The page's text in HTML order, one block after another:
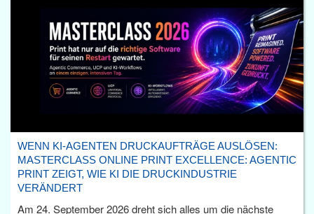
WENN KI-AGENTEN DRUCKAUFTRÄGE AUSLÖSEN:
MASTERCLASS ONLINE PRINT EXCELLENCE: AGENTIC
PRINT ZEIGT, WIE KI DIE DRUCKINDUSTRIE
VERÄNDERT
Am 24. September 2026 dreht sich alles um die nächste